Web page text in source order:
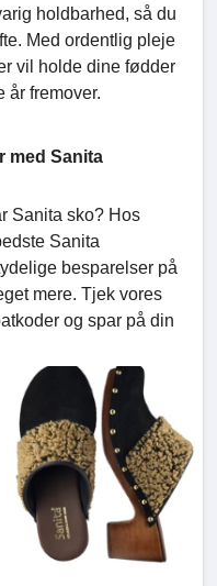
holdbarhed, så du
Med ordentlig pleje
vil holde dine fødder
år fremover.
med Sanita
Sanita sko? Hos
Sanita
besparelser på
mere. Tjek vores
og spar på din